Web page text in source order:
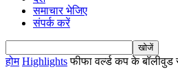
समाचार भेजिए
संपर्क करें
होम Highlights फीफा वर्ल्ड कप के बॉलीवुड